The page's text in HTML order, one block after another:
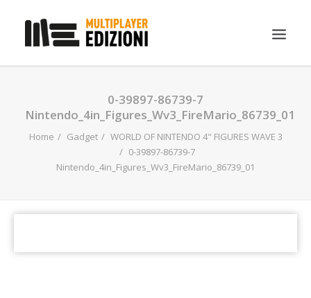
LIBRI
GUIDE STRATEGICHE
CONTATTI
0-39897-86739-7
Nintendo_4in_Figures_Wv3_FireMario_86739_01
Home Gadget
WORLD OF NINTENDO 4" FIGURES WAVE 3
0-39897-86739-7
Nintendo_4in_Figures_Wv3_FireMario_86739_01